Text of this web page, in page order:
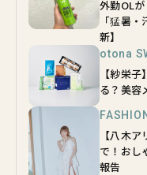
外勤OL
「猛暑
新】
otona
【紗栄
る？美容
【八木
で！おし
報告